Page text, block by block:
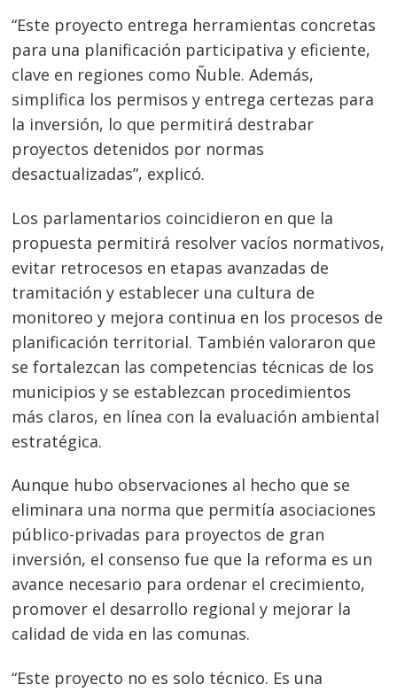
“Este proyecto entrega herramientas concretas
para una planificación participativa y eficiente,
clave en regiones como Ñuble. Además,
simplifica los permisos y entrega certezas para
la inversión, lo que permitirá destrabar
proyectos detenidos por normas
desactualizadas”, explicó.
Los parlamentarios coincidieron en que la
propuesta permitirá resolver vacíos normativos,
evitar retrocesos en etapas avanzadas de
tramitación y establecer una cultura de
monitoreo y mejora continua en los procesos de
planificación territorial. También valoraron que
se fortalezcan las competencias técnicas de los
municipios y se establezcan procedimientos
más claros, en línea con la evaluación ambiental
estratégica.
Aunque hubo observaciones al hecho que se
eliminara una norma que permitía asociaciones
público-privadas para proyectos de gran
inversión, el consenso fue que la reforma es un
avance necesario para ordenar el crecimiento,
promover el desarrollo regional y mejorar la
calidad de vida en las comunas.
“Este proyecto no es solo técnico. Es una